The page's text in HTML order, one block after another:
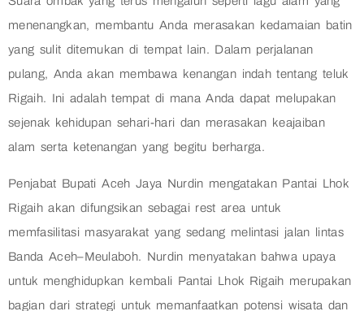
menenangkan, membantu Anda merasakan kedamaian batin
yang sulit ditemukan di tempat lain. Dalam perjalanan
pulang, Anda akan membawa kenangan indah tentang teluk
Rigaih. Ini adalah tempat di mana Anda dapat melupakan
sejenak kehidupan sehari-hari dan merasakan keajaiban
alam serta ketenangan yang begitu berharga.
Penjabat Bupati Aceh Jaya Nurdin mengatakan Pantai Lhok
Rigaih akan difungsikan sebagai rest area untuk
memfasilitasi masyarakat yang sedang melintasi jalan lintas
Banda Aceh–Meulaboh. Nurdin menyatakan bahwa upaya
untuk menghidupkan kembali Pantai Lhok Rigaih merupakan
bagian dari strategi untuk memanfaatkan potensi wisata dan